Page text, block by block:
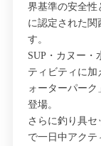
界基準の安全性
に認定された
す。
SUP・カヌー・
ティビティに加
ォーターパーク
登場。
さらに釣り具
で一日中アクテ